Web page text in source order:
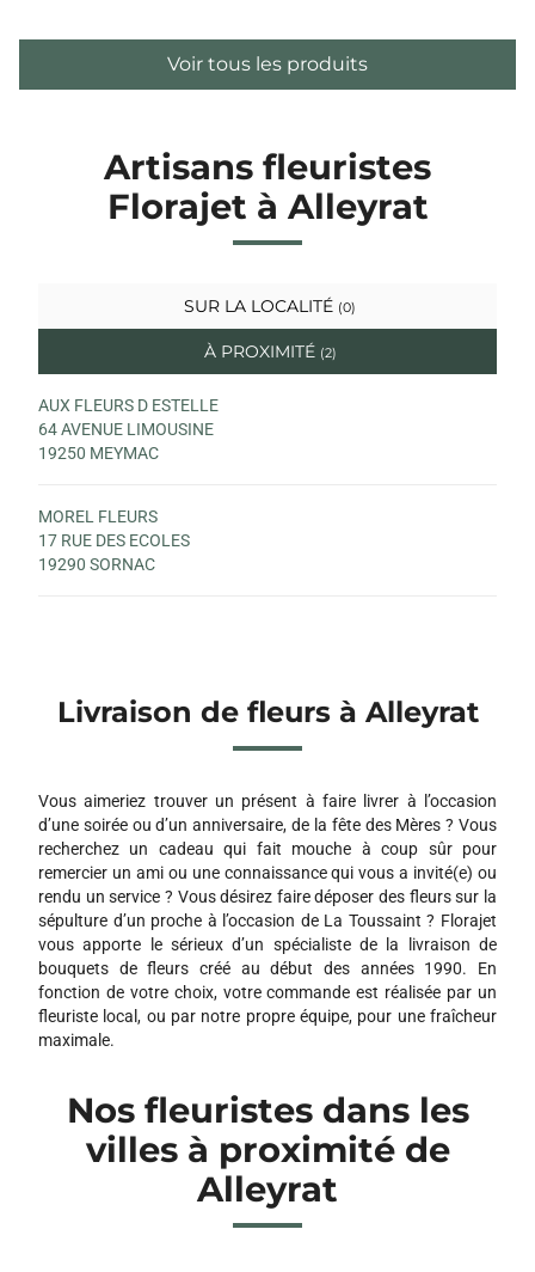
Voir tous les produits
Artisans fleuristes
Florajet à Alleyrat
SUR LA LOCALITÉ (0)
À PROXIMITÉ (2)
AUX FLEURS D ESTELLE
64 AVENUE LIMOUSINE
19250 MEYMAC
MOREL FLEURS
17 RUE DES ECOLES
19290 SORNAC
Livraison de fleurs à Alleyrat
Vous aimeriez trouver un présent à faire livrer à l’occasion
d’une soirée ou d’un anniversaire, de la fête des Mères ? Vous
recherchez un cadeau qui fait mouche à coup sûr pour
remercier un ami ou une connaissance qui vous a invité(e) ou
rendu un service ? Vous désirez faire déposer des fleurs sur la
sépulture d’un proche à l’occasion de La Toussaint ? Florajet
vous apporte le sérieux d’un spécialiste de la livraison de
bouquets de fleurs créé au début des années 1990. En
fonction de votre choix, votre commande est réalisée par un
fleuriste local, ou par notre propre équipe, pour une fraîcheur
maximale.
Nos fleuristes dans les
villes à proximité de
Alleyrat